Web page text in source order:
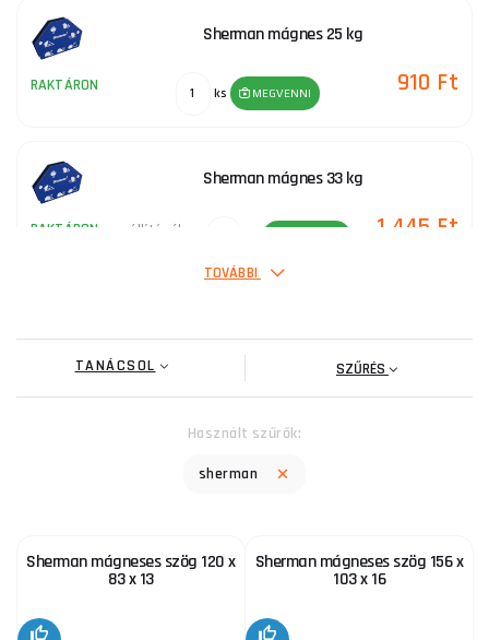
Sherman mágnes 25 kg
RAKTÁRON ks MEGVENNI 910 Ft
Sherman mágnes 33 kg
RAKTÁRON a szállítónál 1 445 Ft
TOVÁBBI
TANÁCSOL SZŰRÉS
Használt szűrők:
sherman
Sherman mágneses szög 120 x
83 x 13
Sherman mágneses szög 156 x
103 x 16